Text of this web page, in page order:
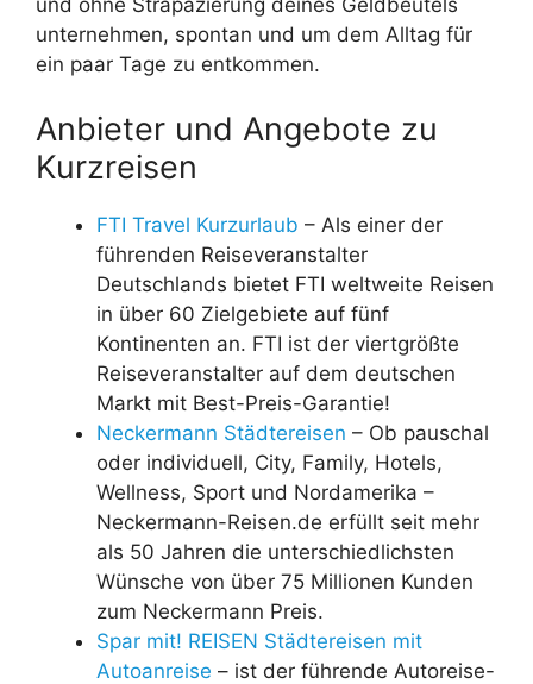
und ohne Strapazierung deines Geldbeutels
unternehmen, spontan und um dem Alltag für
ein paar Tage zu entkommen.
Anbieter und Angebote zu
Kurzreisen
FTI Travel Kurzurlaub – Als einer der
führenden Reiseveranstalter
Deutschlands bietet FTI weltweite Reisen
in über 60 Zielgebiete auf fünf
Kontinenten an. FTI ist der viertgrößte
Reiseveranstalter auf dem deutschen
Markt mit Best-Preis-Garantie!
Neckermann Städtereisen – Ob pauschal
oder individuell, City, Family, Hotels,
Wellness, Sport und Nordamerika –
Neckermann-Reisen.de erfüllt seit mehr
als 50 Jahren die unterschiedlichsten
Wünsche von über 75 Millionen Kunden
zum Neckermann Preis.
Spar mit! REISEN Städtereisen mit
Autoanreise – ist der führende Autoreise-